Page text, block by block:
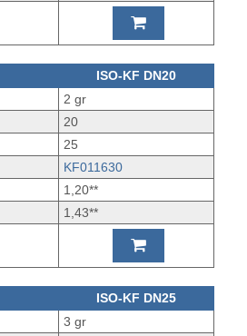
ISO-KF DN20
2 gr
20
25
KF011630
1,20**
1,43**
ISO-KF DN25
3 gr